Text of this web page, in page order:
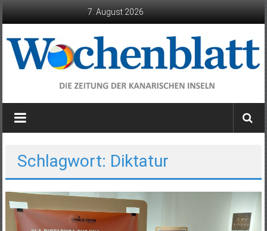
7. August 2026
Wochenblatt
die
Kanarischen
Inseln
Schlagwort: Diktatur